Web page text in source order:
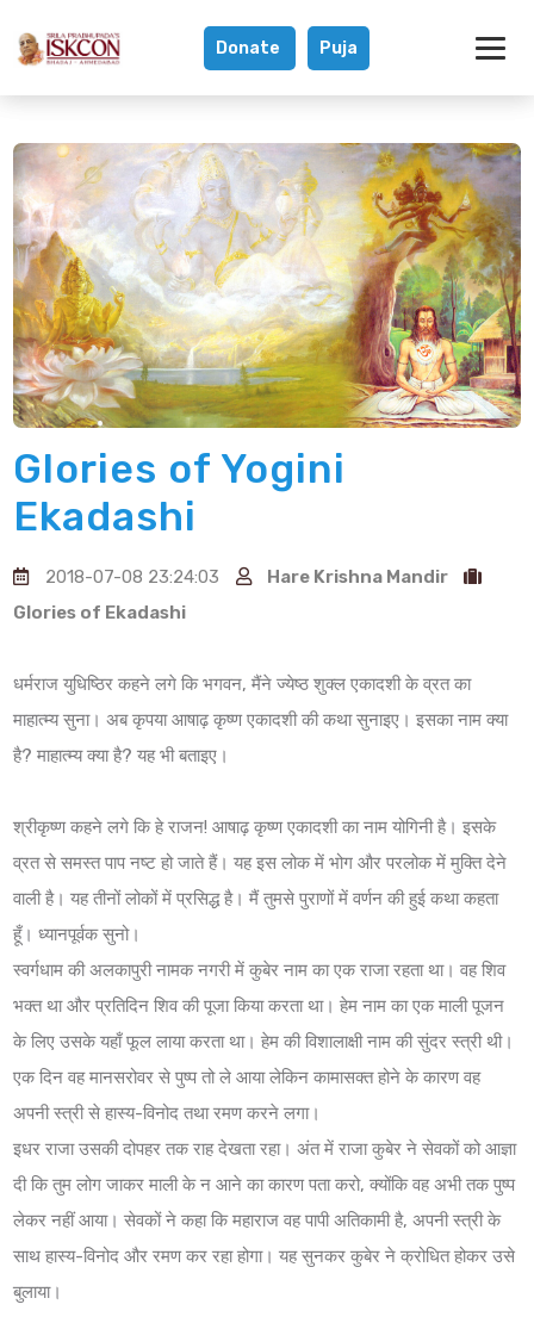
Donate Puja
Glories of Yogini
Glories of Yogini
Ekadashi
2018-07-08 23:24:03
Hare Krishna Mandir
Glories of Ekadashi
धर्मराज युधिष्ठिर कहने लगे कि भगवन, मैंने ज्येष्ठ शुक्ल एकादशी के व्रत का
माहात्म्य सुना। अब कृपया आषाढ़ कृष्ण एकादशी की कथा सुनाइए। इसका नाम क्या
है? माहात्म्य क्या है? यह भी बताइए।
श्रीकृष्ण कहने लगे कि हे राजन! आषाढ़ कृष्ण एकादशी का नाम योगिनी है। इसके
व्रत से समस्त पाप नष्ट हो जाते हैं। यह इस लोक में भोग और परलोक में मुक्ति देने
वाली है। यह तीनों लोकों में प्रसिद्ध है। मैं तुमसे पुराणों में वर्णन की हुई कथा कहता
हूँ। ध्यानपूर्वक सुनो।
स्वर्गधाम की अलकापुरी नामक नगरी में कुबेर नाम का एक राजा रहता था। वह शिव
भक्त था और प्रतिदिन शिव की पूजा किया करता था। हेम नाम का एक माली पूजन
के लिए उसके यहाँ फूल लाया करता था। हेम की विशालाक्षी नाम की सुंदर स्त्री थी।
एक दिन वह मानसरोवर से पुष्प तो ले आया लेकिन कामासक्त होने के कारण वह
अपनी स्त्री से हास्य-विनोद तथा रमण करने लगा।
इधर राजा उसकी दोपहर तक राह देखता रहा। अंत में राजा कुबेर ने सेवकों को आज्ञा
दी कि तुम लोग जाकर माली के न आने का कारण पता करो, क्योंकि वह अभी तक पुष्प
लेकर नहीं आया। सेवकों ने कहा कि महाराज वह पापी अतिकामी है, अपनी स्त्री के
साथ हास्य-विनोद और रमण कर रहा होगा। यह सुनकर कुबेर ने क्रोधित होकर उसे
बुलाया।